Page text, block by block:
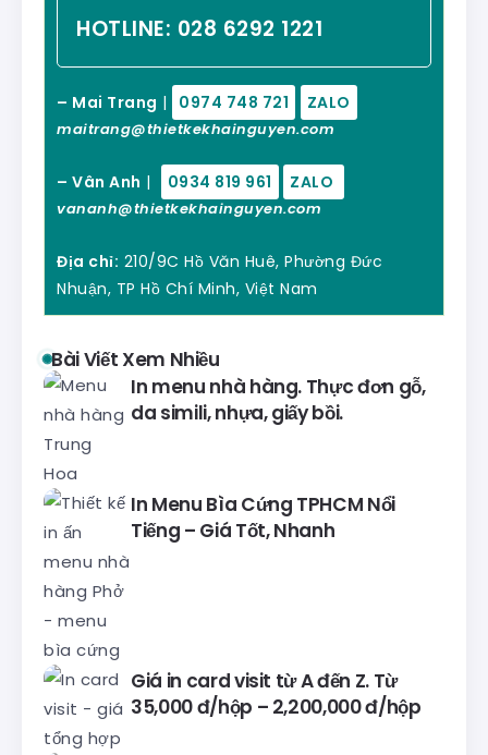
HOTLINE: 028 6292 1221
– Mai Trang | 0974 748 721 ZALO
maitrang@thietkekhainguyen.com
– Vân Anh | 0934 819 961 ZALO
vananh@thietkekhainguyen.com
Địa chỉ: 210/9C Hồ Văn Huê, Phường Đức
Nhuận, TP Hồ Chí Minh, Việt Nam
Bài Viết Xem Nhiều
In menu nhà hàng. Thực đơn gỗ,
da simili, nhựa, giấy bồi.
In Menu Bìa Cứng TPHCM Nổi
Tiếng – Giá Tốt, Nhanh
Giá in card visit từ A đến Z. Từ
35,000 đ/hộp – 2,200,000 đ/hộp